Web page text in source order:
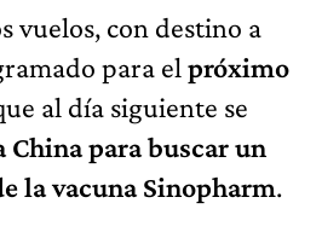
vuelos, con destino a
para el próximo
al día siguiente se
China para buscar un
la vacuna Sinopharm.